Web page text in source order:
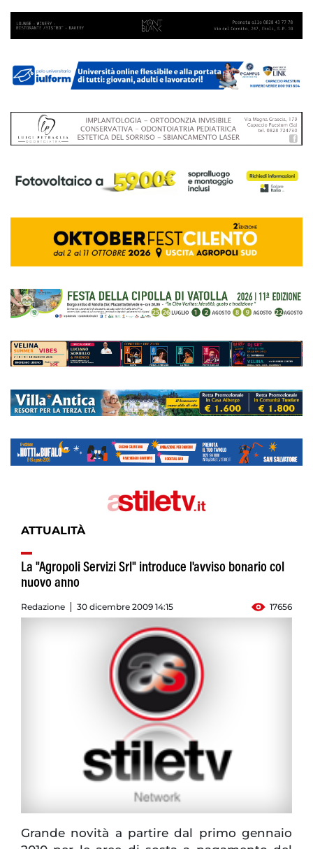
ATTUALITÀ
La "Agropoli Servizi Srl" introduce l'avviso bonario col
nuovo anno
Redazione 30 dicembre 2009 14:15 17656
Grande novità a partire dal primo gennaio